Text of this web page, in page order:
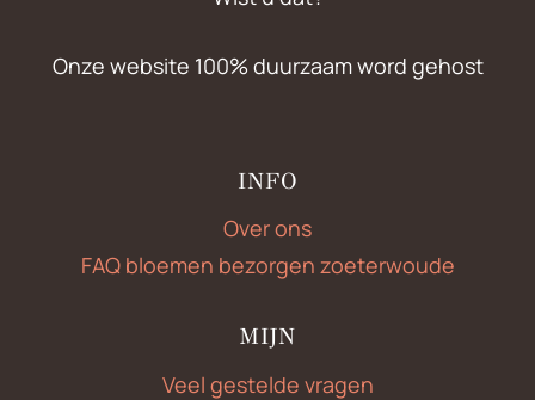
Onze website 100% duurzaam word gehost
INFO
Over ons
FAQ bloemen bezorgen zoeterwoude
MIJN
Veel gestelde vragen